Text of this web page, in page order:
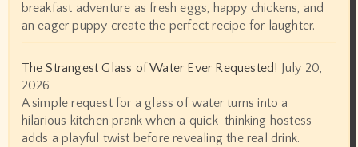
breakfast adventure as fresh eggs, happy chickens, and
an eager puppy create the perfect recipe for laughter.
The Strangest Glass of Water Ever Requested! July 20,
2026
A simple request for a glass of water turns into a
hilarious kitchen prank when a quick-thinking hostess
adds a playful twist before revealing the real drink.